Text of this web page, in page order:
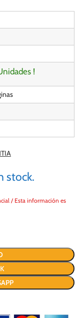
!
stock.
/ Esta información es